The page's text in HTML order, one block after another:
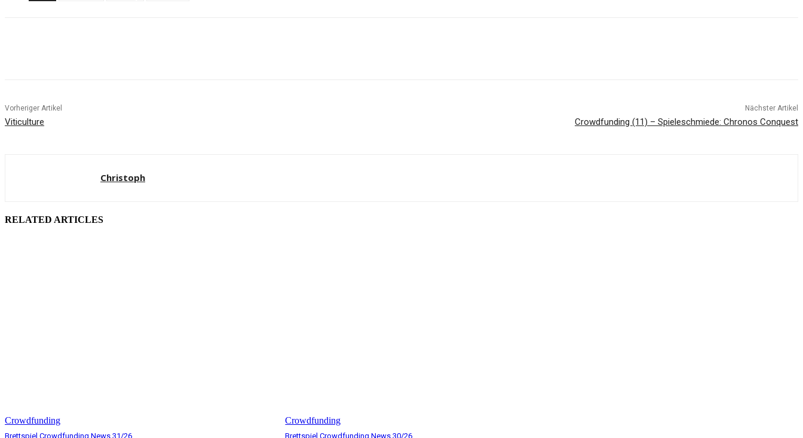
Vorheriger Artikel
Viticulture
Nächster Artikel
Crowdfunding (11) – Spieleschmiede: Chronos Conquest
Christoph
RELATED ARTICLES
Crowdfunding
Brettspiel Crowdfunding News 31/26
Crowdfunding
Brettspiel Crowdfunding News 30/26